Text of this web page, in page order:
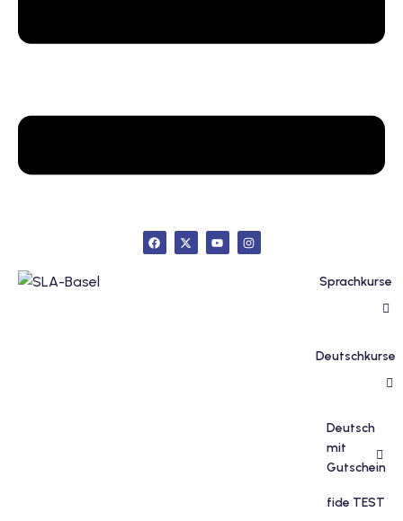
Sprachkurse
Deutschkurse
Deutsch
mit
Gutschein
fide TEST
Französisch